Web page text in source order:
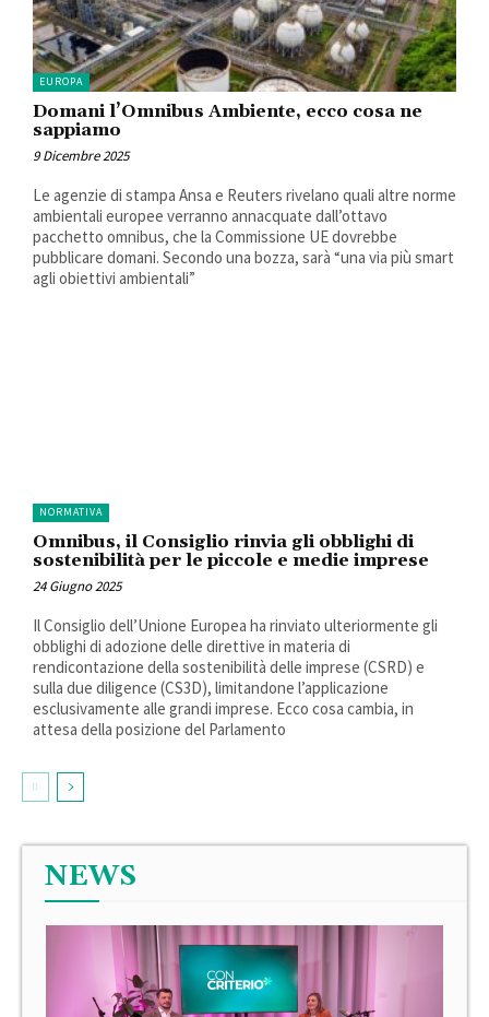
EUROPA
Domani l’Omnibus Ambiente, ecco cosa ne
sappiamo
9 Dicembre 2025
Le agenzie di stampa Ansa e Reuters rivelano quali altre norme
ambientali europee verranno annacquate dall’ottavo
pacchetto omnibus, che la Commissione UE dovrebbe
pubblicare domani. Secondo una bozza, sarà “una via più smart
agli obiettivi ambientali”
NORMATIVA
Omnibus, il Consiglio rinvia gli obblighi di
sostenibilità per le piccole e medie imprese
24 Giugno 2025
Il Consiglio dell’Unione Europea ha rinviato ulteriormente gli
obblighi di adozione delle direttive in materia di
rendicontazione della sostenibilità delle imprese (CSRD) e
sulla due diligence (CS3D), limitandone l’applicazione
esclusivamente alle grandi imprese. Ecco cosa cambia, in
attesa della posizione del Parlamento
NEWS